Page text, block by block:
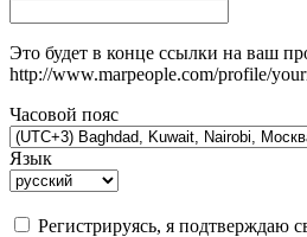
Это будет в конце ссылки на ваш
http://www.marpeople.com/profile/
Часовой пояс
Язык
Регистрируясь, я подтверждаю